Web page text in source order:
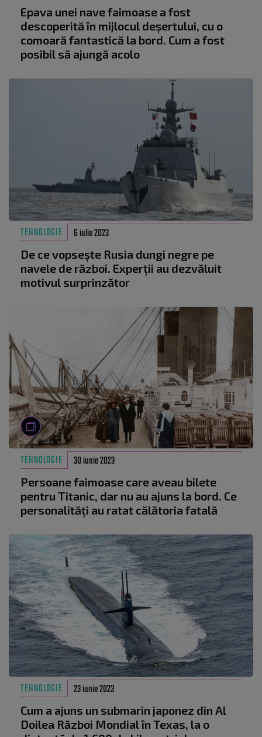
Epava unei nave faimoase a fost
descoperită în mijlocul deșertului, cu o
comoară fantastică la bord. Cum a fost
posibil să ajungă acolo
TEHNOLOGIE 6 iulie 2023
De ce vopsește Rusia dungi negre pe
navele de război. Experții au dezvăluit
motivul surprinzător
TEHNOLOGIE 30 iunie 2023
Persoane faimoase care aveau bilete
pentru Titanic, dar nu au ajuns la bord. Ce
personalități au ratat călătoria fatală
TEHNOLOGIE 23 iunie 2023
Cum a ajuns un submarin japonez din Al
Doilea Război Mondial în Texas, la o